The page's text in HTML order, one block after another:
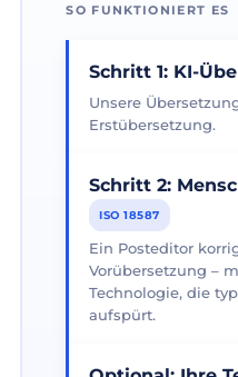
SO FUNKTIONIERT ES
Schritt 1: KI-
Unsere
Erstübersetzung.
Schritt 2:
ISO 18587
Ein Posteditor
Vorübersetzung –
Technologie, die
aufspürt.